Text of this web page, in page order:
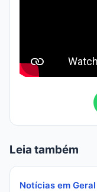
Leia também
Notícias em Geral